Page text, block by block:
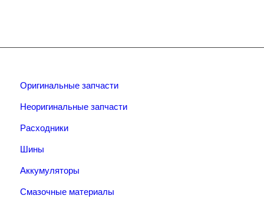
Оригинальные запчасти
Неоригинальные запчасти
Расходники
Шины
Аккумуляторы
Смазочные материалы